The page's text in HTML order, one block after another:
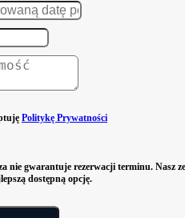
Politykę Prywatności
nie gwarantuje rezerwacji terminu. Nasz
dostępną opcję.